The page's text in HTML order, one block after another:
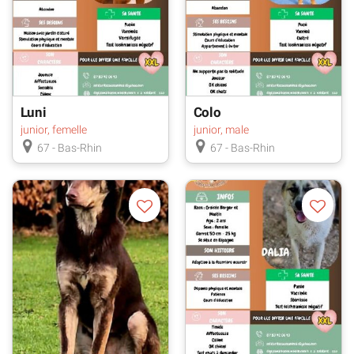
alternative. Les Bénévoles connaissent déjà sa taille
définitive et son caractère, ce qui permet de créer un
duo parfaitement assorti dès le premier jour.
Luni
junior, femelle
67 - Bas-Rhin
Colo
junior, male
67 - Bas-Rhin